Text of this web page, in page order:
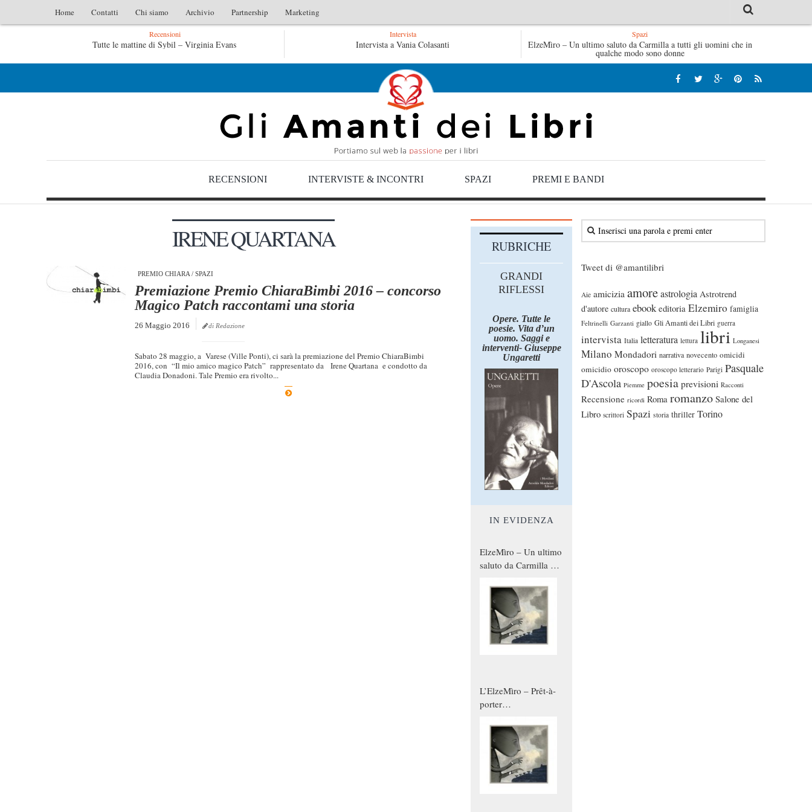
Home Contatti Chi siamo Archivio Partnership Marketing
Recensioni
Tutte le mattine di Sybil – Virginia Evans L’idraulico non verrà – Fruttero & Lucentini Le anime salve di Fabrizio De André – Jan Gaggetta Tutte le mattine di Sybil
L’idraulico non verrà – Fruttero & Lucentini
Intervista
Intervista a Vania Colasanti
Spazi
ElzeMìro – Un ultimo saluto da Carmilla a tutti gli uomini che in
qualche modo sono donne
RECENSIONI INTERVISTE & INCONTRI SPAZI PREMI E BANDI
IRENE QUARTANA
PREMIO CHIARA / SPAZI
Premiazione Premio ChiaraBimbi 2016 – concorso
Magico Patch raccontami una storia
26 Maggio 2016 di Redazione
Sabato 28 maggio, a Varese (Ville Ponti), ci sarà la premiazione del Premio ChiaraBimbi
2016, con “Il mio amico magico Patch” rappresentato da Irene Quartana e condotto da
Claudia Donadoni. Tale Premio era rivolto...
Tweet di @amantilibri
Aie amicizia amoreastrologia Astrotrend
d'autore cultura ebook editoria Elzemiro famiglia
Feltrinelli Garzanti giallo Gli Amanti dei Libri guerra
intervista Italia letteratura lettura libri Longanesi
Milano Mondadori narrativa novecento omicidi
omicidio oroscopo oroscopo letterario Parigi Pasquale
D'Ascola Piemme poesia previsioni Racconti
Recensione ricordi Roma romanzo Salone del
Libro scrittori Spazi storia thriller Torino
RUBRICHE
GRANDI
RIFLESSI
Opere. Tutte le
poesie. Vita d’un
uomo. Saggi e
interventi- Giuseppe
Ungaretti
IN EVIDENZA
ElzeMìro – Un ultimo
saluto da Carmilla a
qualche modo sono
donne
L’ElzeMìro – Prêt-à-
porter